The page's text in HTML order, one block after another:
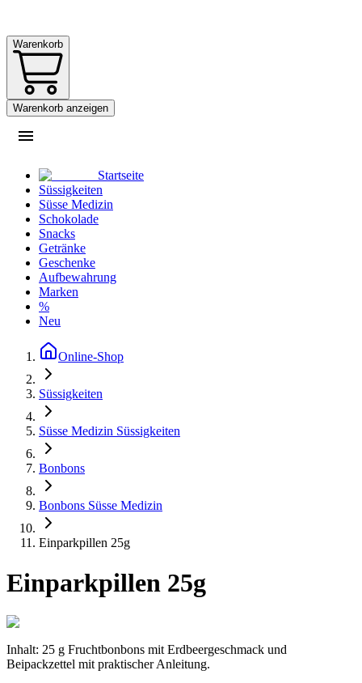
Warenkorb
Warenkorb anzeigen
Startseite
Süssigkeiten
Süsse Medizin
Schokolade
Snacks
Getränke
Geschenke
Aufbewahrung
Marken
%
Neu
Online-Shop
Süssigkeiten
Süsse Medizin Süssigkeiten
Bonbons
Bonbons Süsse Medizin
Einparkpillen 25g
Einparkpillen 25g
Inhalt: 25 g Fruchtbonbons mit Erdbeergeschmack und
Beipackzettel mit praktischer Anleitung.